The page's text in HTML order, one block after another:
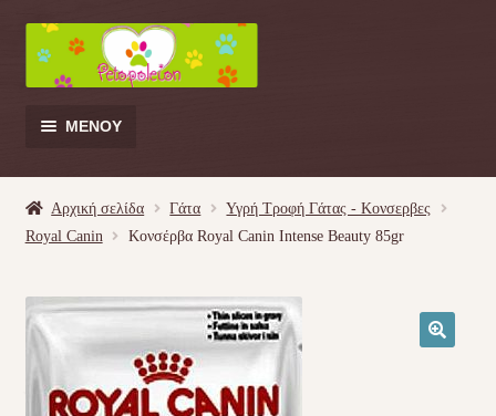
Απευθείας
μετάβαση
στην
πλοήγηση
Μετάβαση
σε
περιεχόμενο
ΜΕΝΟΎ
Σκύλος
Αρχική σελίδα Γάτα
Υγρή Τροφή Γάτας - Kονσερβες
Royal Canin
Κονσέρβα Royal Canin Intense Beauty 85gr